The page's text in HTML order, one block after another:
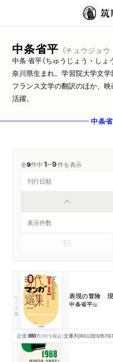
中条省平 （チュウジョウ
中条 省平（ちゅうじょう・しょ
奈川県生まれ。学習院大学文学
フランス文学の翻訳のほか、
活躍。
中条
全9件中1─9件を表示
ちくま文庫 表現の冒険
中条省平編
定価:880円 （10％税込）文庫判368頁2020/05/11